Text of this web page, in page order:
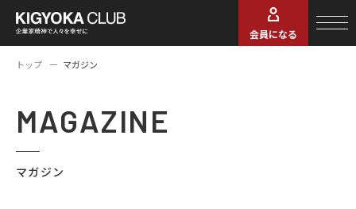
会員になる
トップ マガジン
MAGAZINE
マガジン